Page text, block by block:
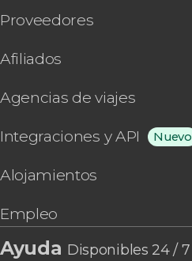
Proveedores
Afiliados
Agencias de viajes
Integraciones y API Nuevo
Alojamientos
Empleo
Ayuda Disponibles 24 / 7